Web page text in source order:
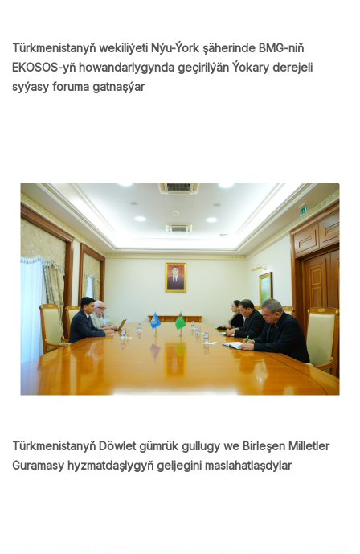
Türkmenistanyň wekiliýeti Nýu-Ýork şäherinde BMG-niň
EKOSOS-yň howandarlygynda geçirilýän Ýokary derejeli
syýasy foruma gatnaşýar
Türkmenistanyň Döwlet gümrük gullugy we Birleşen Milletler
Guramasy hyzmatdaşlygyň geljegini maslahatlaşdylar